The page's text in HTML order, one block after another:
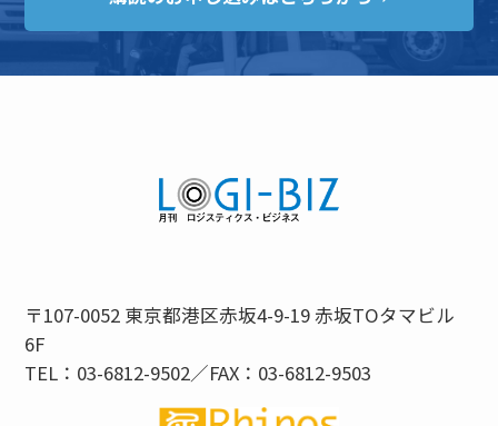
〒107-0052 東京都港区赤坂4-9-19 赤坂TOタマビル
6F
TEL：03-6812-9502／FAX：03-6812-9503